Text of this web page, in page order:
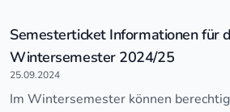
Semesterticket Informationen für
Wintersemester 2024/25
25.09.2024
Im Wintersemester können